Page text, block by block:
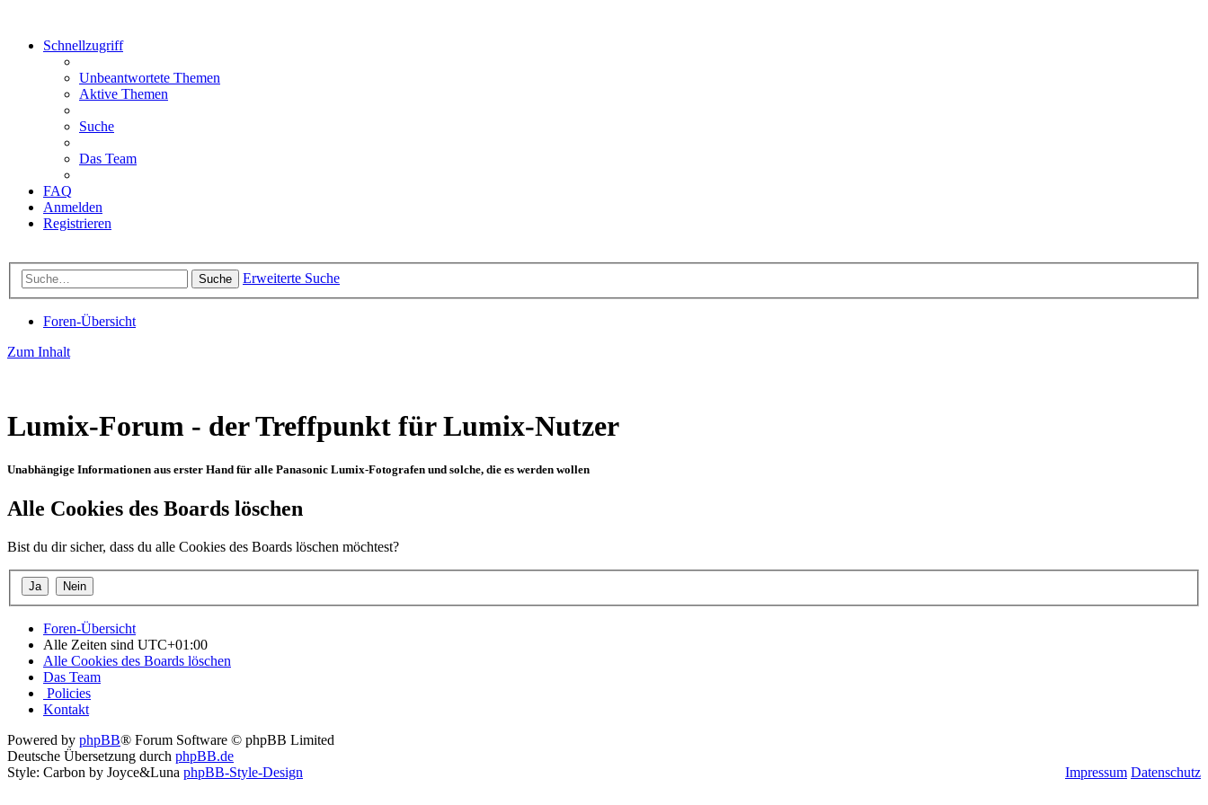
Schnellzugriff
Unbeantwortete Themen
Aktive Themen
Suche
Das Team
FAQ
Anmelden
Registrieren
Suche Erweiterte Suche
Foren-Übersicht
Zum Inhalt
Lumix-Forum - der Treffpunkt für Lumix-Nutzer
Unabhängige Informationen aus erster Hand für alle Panasonic Lumix-Fotografen und solche, die es werden wollen
Alle Cookies des Boards löschen
Bist du dir sicher, dass du alle Cookies des Boards löschen möchtest?
Foren-Übersicht
Alle Zeiten sind UTC+01:00
Alle Cookies des Boards löschen
Das Team
Policies
Kontakt
Powered by phpBB® Forum Software © phpBB Limited
Deutsche Übersetzung durch phpBB.de
Style: Carbon by Joyce&Luna phpBB-Style-Design Impressum Datenschutz